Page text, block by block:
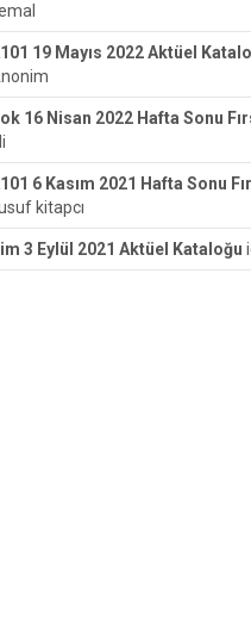
19 Mayıs 2022 Aktüel
16 Nisan 2022 Hafta Sonu
6 Kasım 2021 Hafta Sonu
kitapcı
3 Eylül 2021 Aktüel Kataloğu